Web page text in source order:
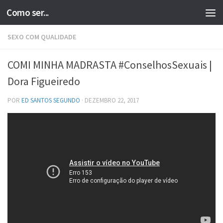
Skip to content
Como ser...
SEXO COM QUALIDADE
COMI MINHA MADRASTA #ConselhosSexuais |
Dora Figueiredo
POR ED SANTOS SEGUNDO · DEZEMBRO 22, 2017